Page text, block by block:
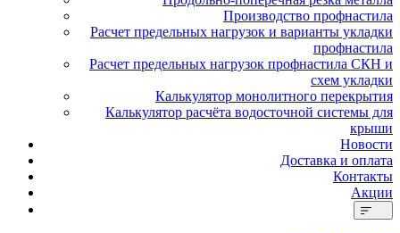
Производство профнастила
Расчет предельных нагрузок и варианты укладки
профнастила
Расчет предельных нагрузок профнастила СКН и
схем укладки
Калькулятор монолитного перекрытия
Калькулятор расчёта водосточной системы для
крыши
Новости
Доставка и оплата
Контакты
Акции